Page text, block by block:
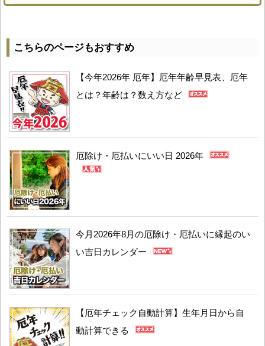
こちらのページもおすすめ
【今年2026年 厄年】厄年年齢早見表、厄年
とは？年齢は？数え方など
厄除け・厄払いにいい日 2026年
今月2026年8月の厄除け・厄払いに縁起のい
い吉日カレンダー
【厄年チェック自動計算】生年月日から自
動計算できる